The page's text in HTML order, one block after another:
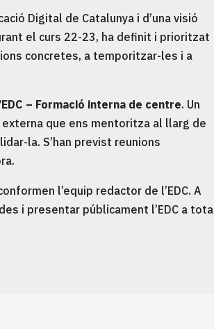
Digital de Catalunya i d’una visió
el curs 22-23, ha definit i prioritzat
concretes, a temporitzar-les i a
– Formació interna de centre. Un
que ens mentoritza al llarg de
la. S’han previst reunions
l’equip redactor de l’EDC. A
i presentar públicament l’EDC a tota